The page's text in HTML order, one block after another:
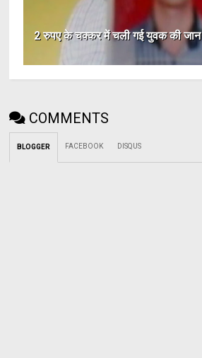
2 रुपए के चक्कर में चली गई युवक की जान
COMMENTS
BLOGGER FACEBOOK DISQUS